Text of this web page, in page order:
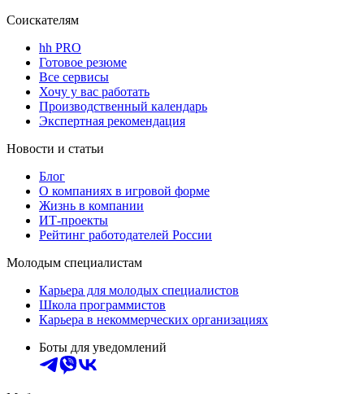
Соискателям
hh PRO
Готовое резюме
Все сервисы
Хочу у вас работать
Производственный календарь
Экспертная рекомендация
Новости и статьи
Блог
О компаниях в игровой форме
Жизнь в компании
ИТ-проекты
Рейтинг работодателей России
Молодым специалистам
Карьера для молодых специалистов
Школа программистов
Карьера в некоммерческих организациях
Боты для уведомлений